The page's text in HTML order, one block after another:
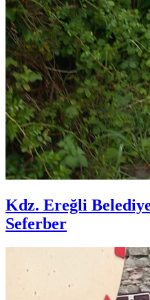
Kdz. Ereğli
Seferber